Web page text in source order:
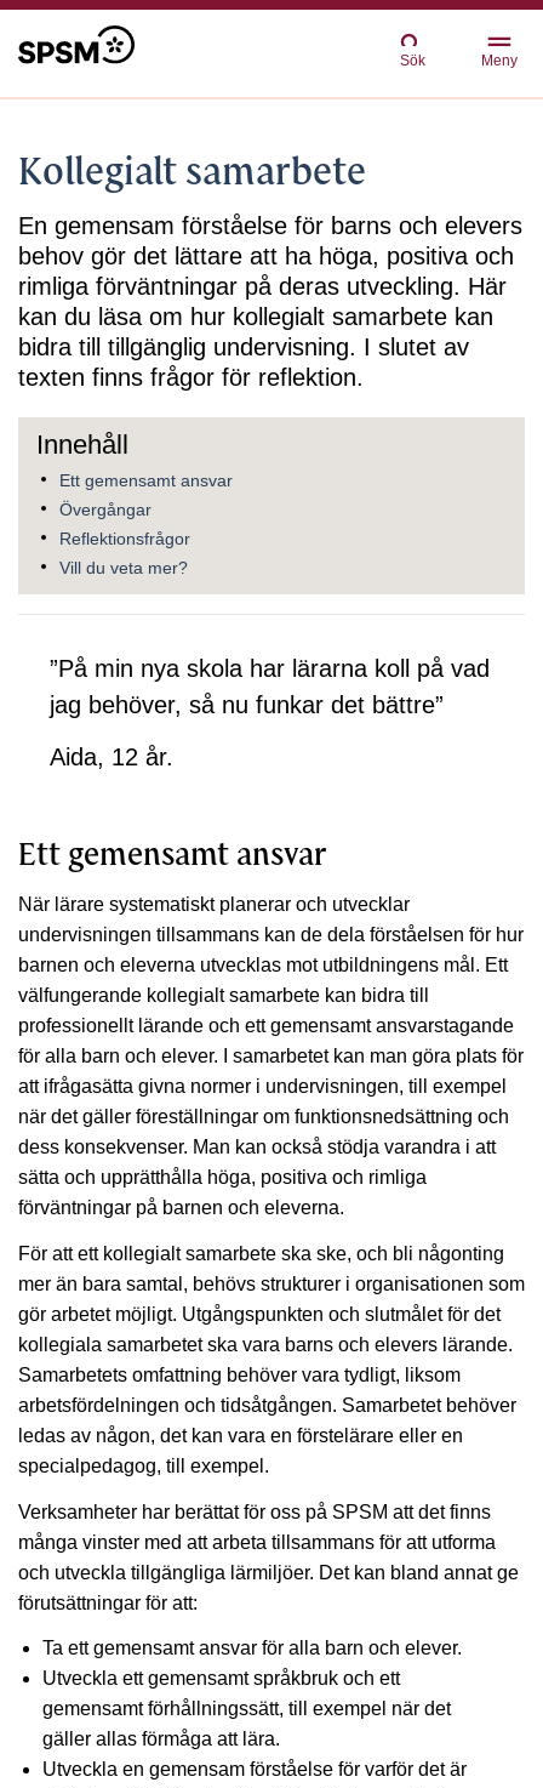
Sök Meny
Kollegialt samarbete
En gemensam förståelse för barns och elevers
behov gör det lättare att ha höga, positiva och
rimliga förväntningar på deras utveckling. Här
kan du läsa om hur kollegialt samarbete kan
bidra till tillgänglig undervisning. I slutet av
texten finns frågor för reflektion.
Ett gemensamt ansvar
Övergångar
Reflektionsfrågor
Vill du veta mer?
”På min nya skola har lärarna koll på vad
jag behöver, så nu funkar det bättre”
Aida, 12 år.
Ett gemensamt ansvar
När lärare systematiskt planerar och utvecklar
undervisningen tillsammans kan de dela förståelsen för hur
barnen och eleverna utvecklas mot utbildningens mål. Ett
välfungerande kollegialt samarbete kan bidra till
professionellt lärande och ett gemensamt ansvarstagande
för alla barn och elever. I samarbetet kan man göra plats för
att ifrågasätta givna normer i undervisningen, till exempel
när det gäller föreställningar om funktionsnedsättning och
dess konsekvenser. Man kan också stödja varandra i att
sätta och upprätthålla höga, positiva och rimliga
förväntningar på barnen och eleverna.
För att ett kollegialt samarbete ska ske, och bli någonting
mer än bara samtal, behövs strukturer i organisationen som
gör arbetet möjligt. Utgångspunkten och slutmålet för det
kollegiala samarbetet ska vara barns och elevers lärande.
Samarbetets omfattning behöver vara tydligt, liksom
arbetsfördelningen och tidsåtgången. Samarbetet behöver
ledas av någon, det kan vara en förstelärare eller en
specialpedagog, till exempel.
Verksamheter har berättat för oss på SPSM att det finns
många vinster med att arbeta tillsammans för att utforma
och utveckla tillgängliga lärmiljöer. Det kan bland annat ge
förutsättningar för att:
Ta ett gemensamt ansvar för alla barn och elever.
Utveckla ett gemensamt språkbruk och ett
gemensamt förhållningssätt, till exempel när det
gäller allas förmåga att lära.
Utveckla en gemensam förståelse för varför det är